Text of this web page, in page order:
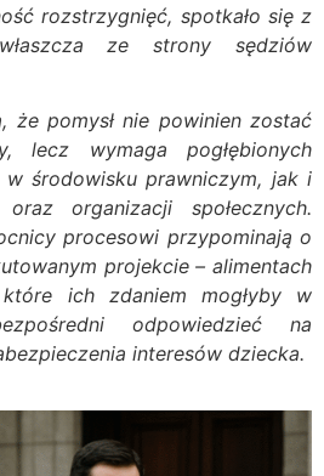
rozstrzygnięć, spotkało się z
ze strony sędziów
że pomysł nie powinien zostać
lecz wymaga pogłębionych
środowisku prawniczym, jak i
organizacji społecznych.
procesowi przypominają o
projekcie – alimentach
ich zdaniem mogłyby w
odpowiedzieć na
interesów dziecka.